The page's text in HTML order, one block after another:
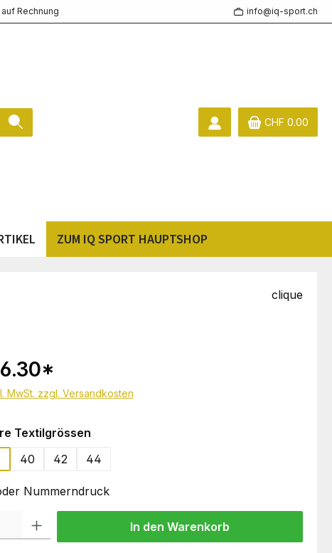
Rechnung info@iq-sport.ch
CHF 0.00
ZUM IQ SPORT HAUPTSHOP
clique
*
MwSt. zzgl. Versandkosten
Textilgrössenauswählen
40 42 44
Nummerndruck
In den Warenkorb